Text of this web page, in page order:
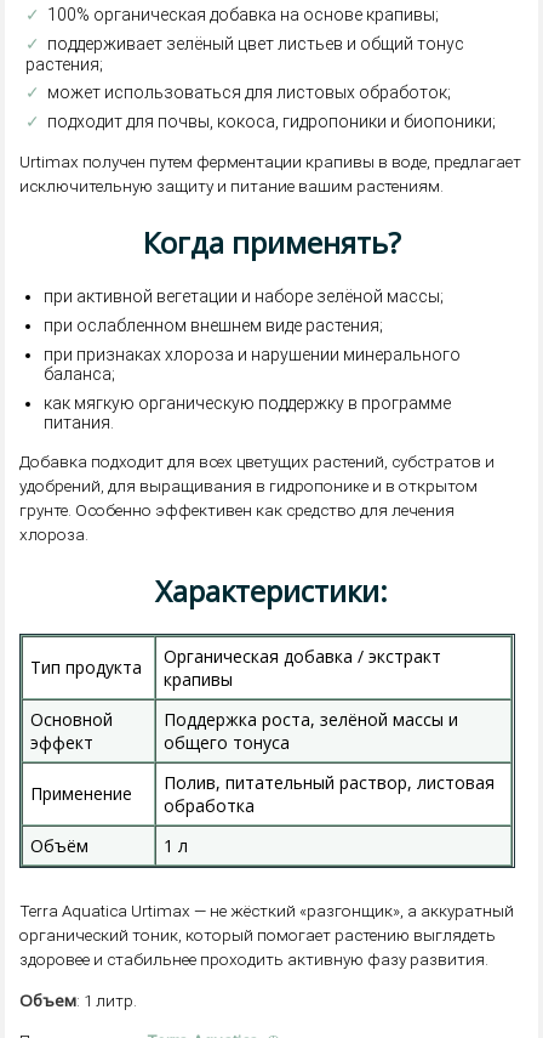
✓ 100% органическая добавка на основе крапивы;
✓
поддерживает зелёный цвет листьев и общий тонус
растения;
✓ может использоваться для листовых обработок;
✓ подходит для почвы, кокоса, гидропоники и биопоники;
Urtimax получен путем ферментации крапивы в воде, предлагает
исключительную защиту и питание вашим растениям.
Когда применять?
при активной вегетации и наборе зелёной массы;
при ослабленном внешнем виде растения;
при признаках хлороза и нарушении минерального
баланса;
как мягкую органическую поддержку в программе
питания.
Добавка подходит для всех цветущих растений, субстратов и
удобрений, для выращивания в гидропонике и в открытом
грунте. Особенно эффективен как средство для лечения
хлороза.
Характеристики:
Тип продукта
Органическая добавка / экстракт
крапивы
Основной
эффект
Поддержка роста, зелёной массы и
общего тонуса
Применение
Полив, питательный раствор, листовая
обработка
Объём
1 л
Terra Aquatica Urtimax — не жёсткий «разгонщик», а аккуратный
органический тоник, который помогает растению выглядеть
здоровее и стабильнее проходить активную фазу развития.
Объем: 1 литр.